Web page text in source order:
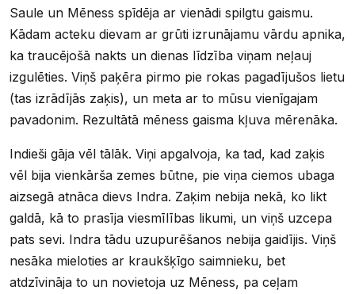
Saule un Mēness spīdēja ar vienādi spilgtu gaismu.
Kādam acteku dievam ar grūti izrunājamu vārdu apnika,
ka traucējošā nakts un dienas līdzība viņam neļauj
izgulēties. Viņš paķēra pirmo pie rokas pagadījušos lietu
(tas izrādījās zaķis), un meta ar to mūsu vienīgajam
pavadonim. Rezultātā mēness gaisma kļuva mērenāka.
Indieši gāja vēl tālāk. Viņi apgalvoja, ka tad, kad zaķis
vēl bija vienkārša zemes būtne, pie viņa ciemos ubaga
aizsegā atnāca dievs Indra. Zaķim nebija nekā, ko likt
galdā, kā to prasīja viesmīlības likumi, un viņš uzcepa
pats sevi. Indra tādu uzupurēšanos nebija gaidījis. Viņš
nesāka mieloties ar kraukšķīgo saimnieku, bet
atdzīvināja to un novietoja uz Mēness, pa ceļam